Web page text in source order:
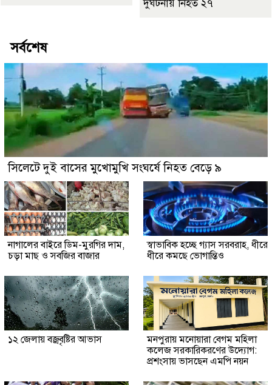
দুর্ঘটনায় নিহত ২৭
সর্বশেষ
সিলেটে দুই বাসের মুখোমুখি সংঘর্ষে নিহত বেড়ে ৯
নাগালের বাইরে ডিম-মুরগির দাম,
চড়া মাছ ও সবজির বাজার
স্বাভাবিক হচ্ছে গ্যাস সরবরাহ, ধীরে
ধীরে কমছে ভোগান্তিও
১২ জেলায় বজ্রবৃষ্টির আভাস
মনপুরায় মনোয়ারা বেগম মহিলা
কলেজ সরকারিকরণের উদ্যোগ:
প্রশংসায় ভাসছেন এমপি নয়ন